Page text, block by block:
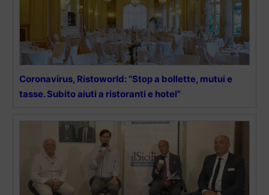
Coronavirus, Ristoworld: “Stop a bollette, mutui e
tasse. Subito aiuti a ristoranti e hotel”